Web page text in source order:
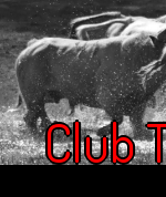
Club